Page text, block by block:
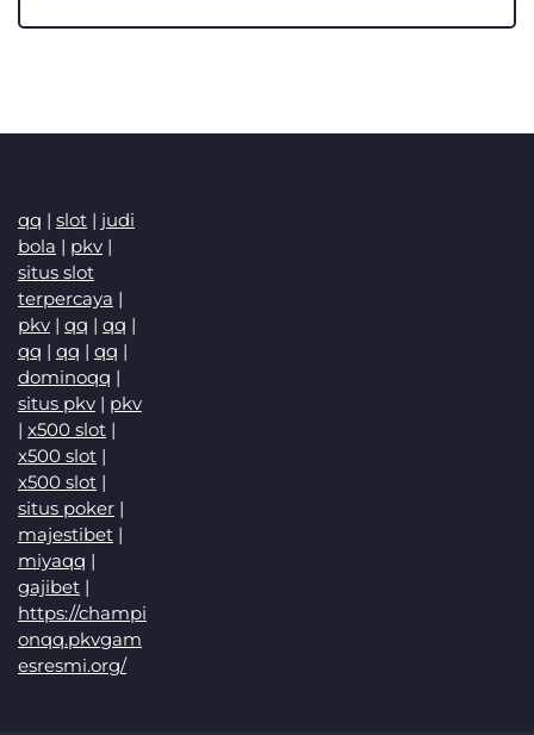
qq | slot | judi
bola | pkv |
situs slot
terpercaya |
pkv | qq | qq |
qq | qq | qq |
dominoqq |
situs pkv | pkv
| x500 slot |
x500 slot |
x500 slot |
situs poker |
majestibet |
miyaqq |
gajibet |
https://champi
onqq.pkvgam
esresmi.org/